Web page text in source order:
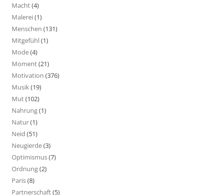
Macht(4)
Malerei(1)
Menschen (131)
Mitgefühl(1)
Mode(4)
Moment(21)
Motivation (376)
Musik(19)
Mut(102)
Nahrung(1)
Natur(1)
Neid (51)
Neugierde(3)
Optimismus(7)
Ordnung(2)
Paris(8)
Partnerschaft(5)